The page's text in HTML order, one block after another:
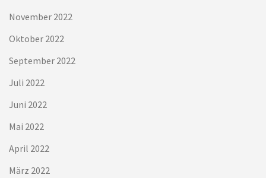
November 2022
Oktober 2022
September 2022
Juli 2022
Juni 2022
Mai 2022
April 2022
März 2022